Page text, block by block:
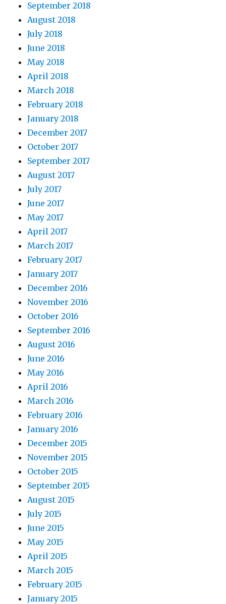
September 2018
August 2018
July 2018
June 2018
May 2018
April 2018
March 2018
February 2018
January 2018
December 2017
October 2017
September 2017
August 2017
July 2017
June 2017
May 2017
April 2017
March 2017
February 2017
January 2017
December 2016
November 2016
October 2016
September 2016
August 2016
June 2016
May 2016
April 2016
March 2016
February 2016
January 2016
December 2015
November 2015
October 2015
September 2015
August 2015
July 2015
June 2015
May 2015
April 2015
March 2015
February 2015
January 2015